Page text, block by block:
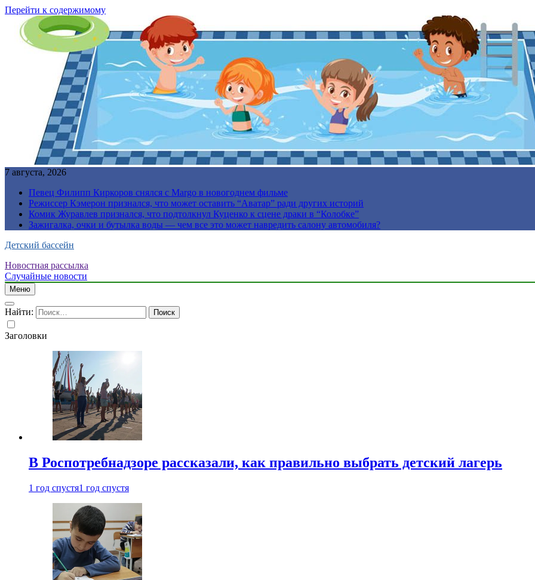
Перейти к содержимому
7 августа, 2026
Певец Филипп Киркоров снялся с Margo в новогоднем фильме
Режиссер Кэмерон признался, что может оставить “Аватар” ради других историй
Комик Журавлев признался, что подтолкнул Куценко к сцене драки в “Колобке”
Зажигалка, очки и бутылка воды — чем все это может навредить салону автомобиля?
Детский бассейн
Новостная рассылка
Случайные новости
Меню
Найти:
Заголовки
В Роспотребнадзоре рассказали, как правильно выбрать детский лагерь
1 год спустя1 год спустя